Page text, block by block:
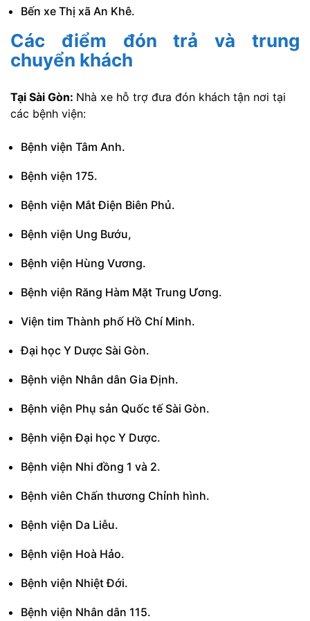
Bến xe Thị xã An Khê.
Các điểm đón trả và trung
chuyển khách
Tại Sài Gòn: Nhà xe hỗ trợ đưa đón khách tận nơi tại
các bệnh viện:
Bệnh viện Tâm Anh.
Bệnh viện 175.
Bệnh viện Mắt Điện Biên Phủ.
Bệnh viện Ung Bướu,
Bệnh viện Hùng Vương.
Bệnh viện Răng Hàm Mặt Trung Ương.
Viện tim Thành phố Hồ Chí Minh.
Đại học Y Dược Sài Gòn.
Bệnh viện Nhân dân Gia Định.
Bệnh viện Phụ sản Quốc tế Sài Gòn.
Bệnh viện Đại học Y Dược.
Bệnh viện Nhi đồng 1 và 2.
Bệnh viên Chấn thương Chỉnh hình.
Bệnh viện Da Liễu.
Bệnh viện Hoà Hảo.
Bệnh viện Nhiệt Đới.
Bệnh viện Nhân dân 115.